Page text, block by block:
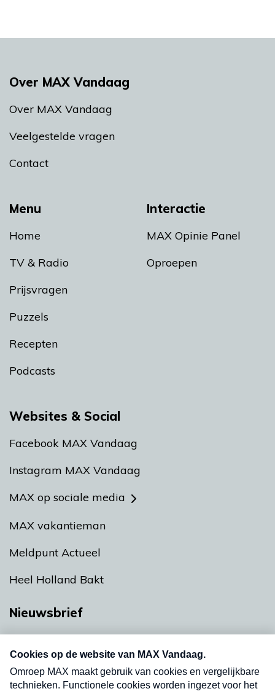
Menu
Home
TV & Radio
Prijsvragen
Puzzels
Recepten
Podcasts
Interactie
MAX Opinie Panel
Oproepen
Over MAX Vandaag
Over MAX Vandaag
Veelgestelde vragen
Contact
Websites & Social
Facebook MAX Vandaag
Instagram MAX Vandaag
MAX op sociale media
MAX vakantieman
Meldpunt Actueel
Heel Holland Bakt
Nieuwsbrief
nieuwsbrief. Elke vrijdag- en dinsdagochtend in
uw mailbox.